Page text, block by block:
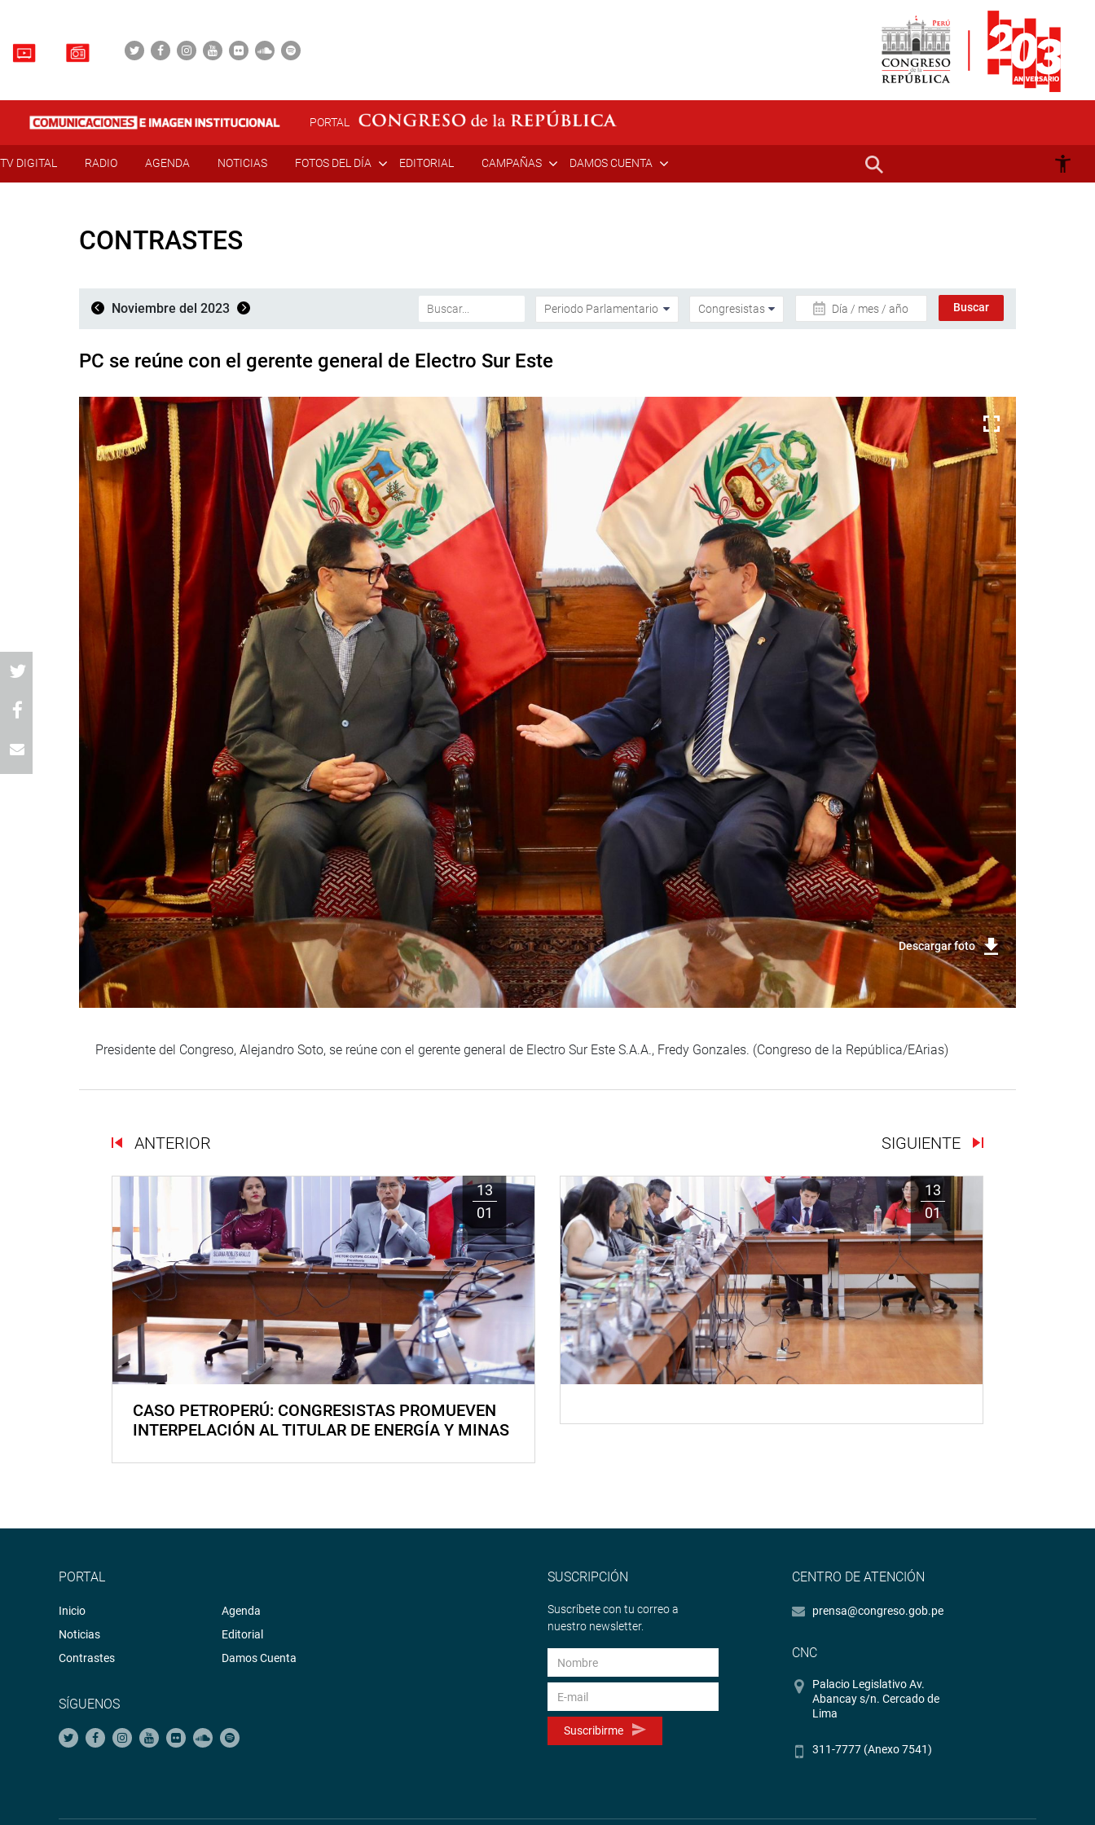
PORTAL
TV DIGITAL RADIO AGENDA NOTICIAS FOTOS DEL DÍA EDITORIAL CAMPAÑAS DAMOS CUENTA
CONTRASTES
Noviembre del 2023 Día / mes / año
PC se reúne con el gerente general de Electro Sur Este
Descargar foto
Presidente del Congreso, Alejandro Soto, se reúne con el gerente general de Electro Sur Este S.A.A., Fredy Gonzales. (Congreso de la República/EArias)
ANTERIOR SIGUIENTE
13
01
CASO PETROPERÚ: CONGRESISTAS PROMUEVEN
INTERPELACIÓN AL TITULAR DE ENERGÍA Y MINAS
13
01
PORTAL
Inicio
Noticias
Contrastes
Agenda
Editorial
Damos Cuenta
SÍGUENOS
SUSCRIPCIÓN
Suscríbete con tu correo a
nuestro newsletter.
Suscribirme
CENTRO DE ATENCIÓN
prensa@congreso.gob.pe
CNC
Palacio Legislativo Av.
Abancay s/n. Cercado de
Lima
311-7777 (Anexo 7541)